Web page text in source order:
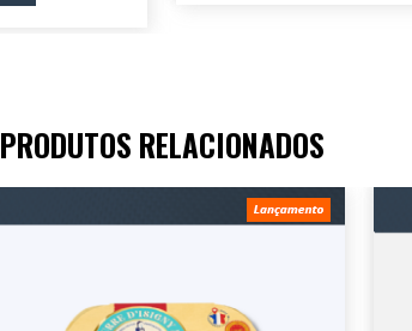
PRODUTOS RELACIONADOS